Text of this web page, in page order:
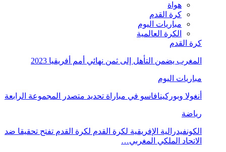
هواة
كرة القدم
مباريات اليوم
الكرة العالمية
كرة القدم
المغرب يضمن التأهل إلى ثمن نهائي أمم أفريقيا 2023
مباريات اليوم
أنغولا وبوركينافاسو في مباراة تحديد متصدر المجموعة الرابعة
رياضة
الكونفيدرالية الإفريقية لكرة القدم لكرة القدم تفتح تحقيقا ضد
الاتحاد الملكي المغربي…